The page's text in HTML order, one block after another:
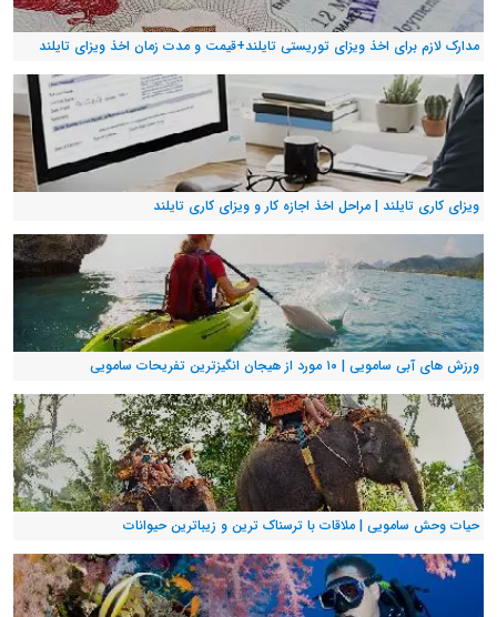
مدارک لازم برای اخذ ویزای توریستی تایلند+قیمت و مدت زمان اخذ ویزای تایلند
ویزای کاری تایلند | مراحل اخذ اجازه کار و ویزای کاری تایلند
ورزش های آبی سامویی | ۱۰ مورد از هیجان انگیزترین تفریحات سامویی
حیات وحش سامویی | ملاقات با ترسناک ترین و زیباترین حیوانات